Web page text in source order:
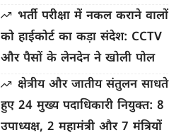
भर्ती परीक्षा में नकल कराने वालों
को हाईकोर्ट का कड़ा संदेश: CCTV
और पैसों के लेनदेन ने खोली पोल
क्षेत्रीय और जातीय संतुलन साधते
हुए 24 मुख्य पदाधिकारी नियुक्त: 8
उपाध्यक्ष, 2 महामंत्री और 7 मंत्रियों